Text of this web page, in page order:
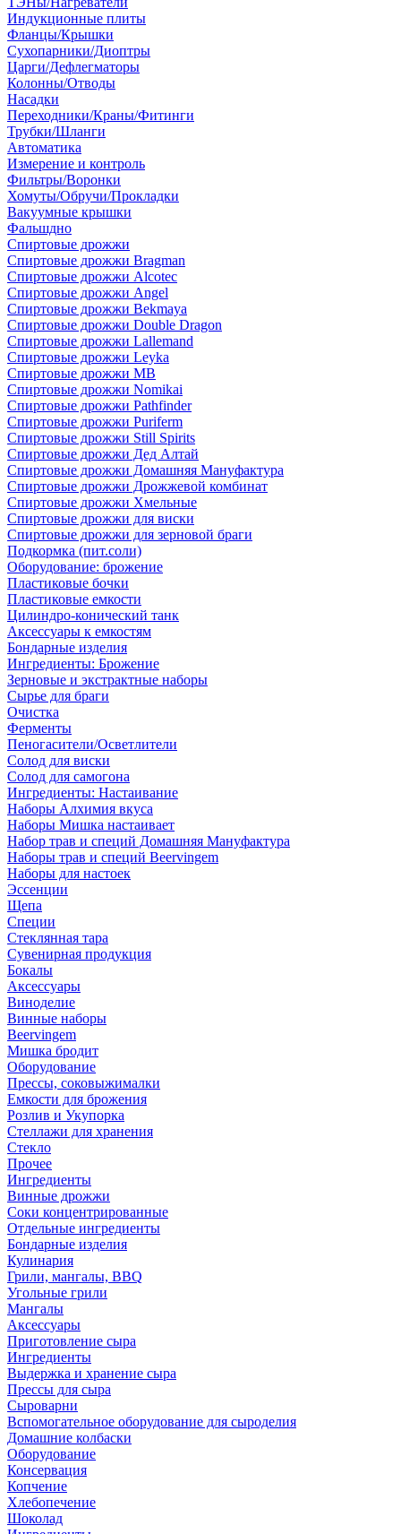
Индукционные плиты
Фланцы/Крышки
Сухопарники/Диоптры
Царги/Дефлегматоры
Колонны/Отводы
Насадки
Переходники/Краны/Фитинги
Трубки/Шланги
Автоматика
Измерение и контроль
Фильтры/Воронки
Хомуты/Обручи/Прокладки
Вакуумные крышки
Фальшдно
Спиртовые дрожжи
Спиртовые дрожжи Bragman
Спиртовые дрожжи Alcotec
Спиртовые дрожжи Angel
Спиртовые дрожжи Bekmaya
Спиртовые дрожжи Double Dragon
Спиртовые дрожжи Lallemand
Спиртовые дрожжи Leyka
Спиртовые дрожжи MB
Спиртовые дрожжи Nomikai
Спиртовые дрожжи Pathfinder
Спиртовые дрожжи Puriferm
Спиртовые дрожжи Still Spirits
Спиртовые дрожжи Дед Алтай
Спиртовые дрожжи Домашняя Мануфактура
Спиртовые дрожжи Дрожжевой комбинат
Спиртовые дрожжи Хмельные
Спиртовые дрожжи для виски
Спиртовые дрожжи для зерновой браги
Подкормка (пит.соли)
Оборудование: брожение
Пластиковые бочки
Пластиковые емкости
Цилиндро-конический танк
Аксессуары к емкостям
Бондарные изделия
Ингредиенты: Брожение
Зерновые и экстрактные наборы
Сырье для браги
Очистка
Ферменты
Пеногасители/Осветлители
Солод для виски
Солод для самогона
Ингредиенты: Настаивание
Наборы Алхимия вкуса
Наборы Мишка настаивает
Набор трав и специй Домашняя Мануфактура
Наборы трав и специй Beervingem
Наборы для настоек
Эссенции
Щепа
Специи
Стеклянная тара
Сувенирная продукция
Бокалы
Аксессуары
Виноделие
Винные наборы
Beervingem
Мишка бродит
Оборудование
Прессы, соковыжималки
Емкости для брожения
Розлив и Укупорка
Стеллажи для хранения
Стекло
Прочее
Ингредиенты
Винные дрожжи
Соки концентрированные
Отдельные ингредиенты
Бондарные изделия
Кулинария
Грили, мангалы, BBQ
Угольные грили
Мангалы
Аксессуары
Приготовление сыра
Ингредиенты
Выдержка и хранение сыра
Прессы для сыра
Сыроварни
Вспомогательное оборудование для сыроделия
Домашние колбаски
Оборудование
Консервация
Копчение
Хлебопечение
Шоколад